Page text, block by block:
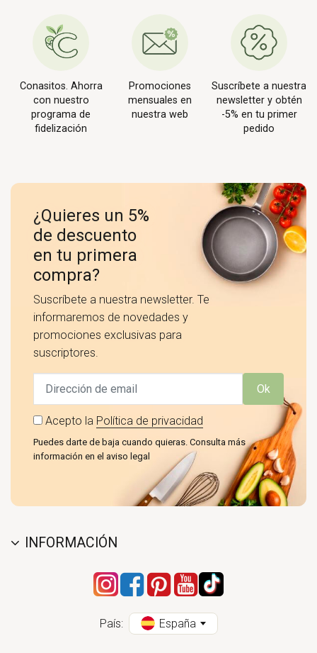
Conasitos. Ahorra
con nuestro
programa de
fidelización
Promociones
mensuales en
nuestra web
Suscríbete a nuestra
newsletter y obtén
-5% en tu primer
pedido
¿Quieres un 5%
de descuento
en tu primera
compra?
Suscríbete a nuestra newsletter. Te
informaremos de novedades y
promociones exclusivas para
suscriptores.
Ok
Acepto la Política de privacidad
Puedes darte de baja cuando quieras. Consulta más
información en el aviso legal
INFORMACIÓN
País: España